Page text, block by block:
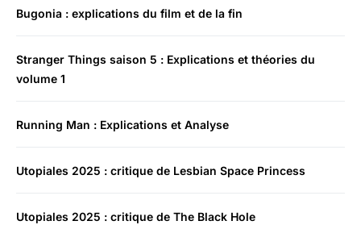
Bugonia : explications du film et de la fin
Stranger Things saison 5 : Explications et théories du
volume 1
Running Man : Explications et Analyse
Utopiales 2025 : critique de Lesbian Space Princess
Utopiales 2025 : critique de The Black Hole